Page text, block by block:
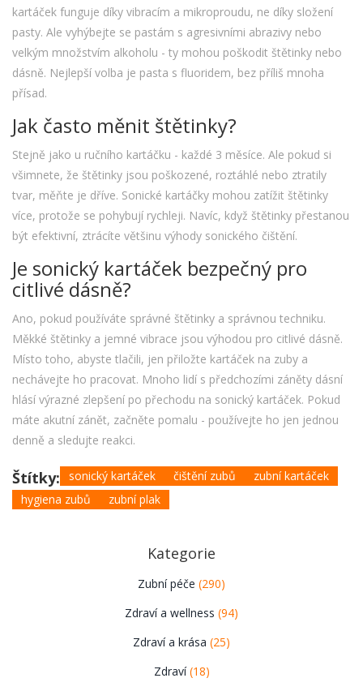
kartáček funguje díky vibracím a mikroproudu, ne díky složení
pasty. Ale vyhýbejte se pastám s agresivními abrazivy nebo
velkým množstvím alkoholu - ty mohou poškodit štětinky nebo
dásně. Nejlepší volba je pasta s fluoridem, bez příliš mnoha
přísad.
Jak často měnit štětinky?
Stejně jako u ručního kartáčku - každé 3 měsíce. Ale pokud si
všimnete, že štětinky jsou poškozené, roztáhlé nebo ztratily
tvar, měňte je dříve. Sonické kartáčky mohou zatížit štětinky
více, protože se pohybují rychleji. Navíc, když štětinky přestanou
být efektivní, ztrácíte většinu výhody sonického čištění.
Je sonický kartáček bezpečný pro
citlivé dásně?
Ano, pokud používáte správné štětinky a správnou techniku.
Měkké štětinky a jemné vibrace jsou výhodou pro citlivé dásně.
Místo toho, abyste tlačili, jen přiložte kartáček na zuby a
nechávejte ho pracovat. Mnoho lidí s předchozími záněty dásní
hlásí výrazné zlepšení po přechodu na sonický kartáček. Pokud
máte akutní zánět, začněte pomalu - používejte ho jen jednou
denně a sledujte reakci.
Štítky: sonický kartáček čištění zubů
zubní kartáček
hygiena zubů
zubní plak
Kategorie
Zubní péče (290)
Zdraví a wellness (94)
Zdraví a krása (25)
Zdraví(18)